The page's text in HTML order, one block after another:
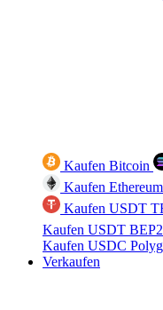
Kaufen Bitcoin
Kaufen Ethereum
Kaufen USDT
Kaufen USDT
Kaufen USDC
Verkaufen